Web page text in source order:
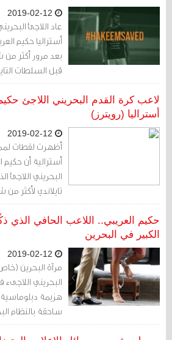
عاد اللاجئ
أستراليا حكيم
بعد مرور أكثر
قبل السلطات
الاحتفالات، تُثار
في المقام الأول،
لاعب كرة القدم البحريني اللاجئ
أستراليا (رويترز)
أظهرت لقطات
أسترالية أن حكيم
البحريني
تايلاندي لأكثر
وصل إلى مدينة
بانكوك يوم الثلاثاء
حكيم العريبي.. اللاعب الحافي الذي
الكبير في البحرين
مرآة البحرين
البحريني اللاجىء
هزيمة
ساحقة بالنظام
ومكشوفة أمام